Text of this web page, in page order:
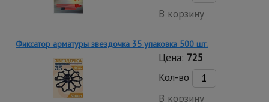
В корзину
Фиксатор арматуры звездочка 35 упаковка 500 шт.
Цена: 725
Кол-во
В корзину